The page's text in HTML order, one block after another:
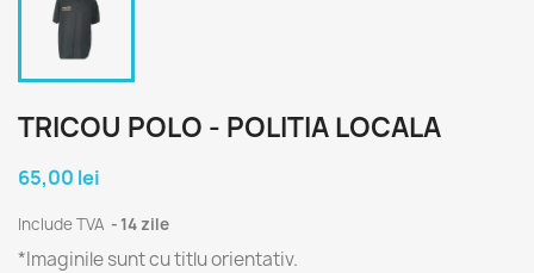
TRICOU POLO - POLITIA LOCALA
65,00 lei
Include TVA 14 zile
*Imaginile sunt cu titlu orientativ.